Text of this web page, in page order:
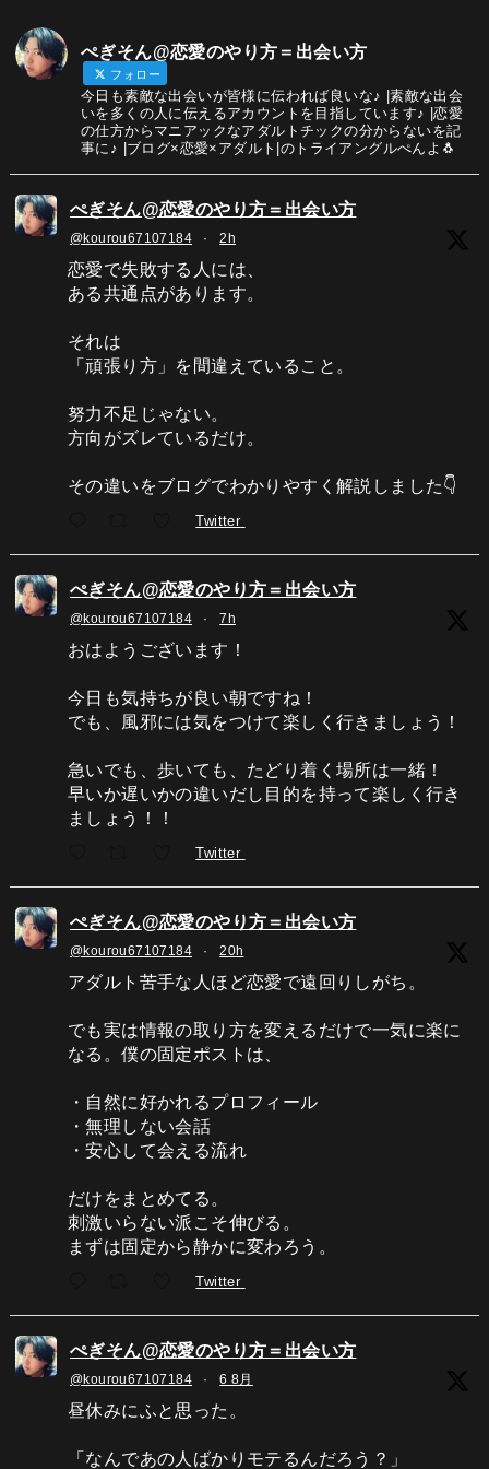
ぺぎそん@恋愛のやり方＝出会い方
フォロー
今日も素敵な出会いが皆様に伝われば良いな♪ |素敵な出会
いを多くの人に伝えるアカウントを目指しています♪ |恋愛
の仕方からマニアックなアダルトチックの分からないを記
事に♪ |ブログ×恋愛×アダルト|のトライアングルぺんよ🐧
ぺぎそん@恋愛のやり方＝出会い方
@kourou67107184 · 2h
恋愛で失敗する人には、
ある共通点があります。
それは
「頑張り方」を間違えていること。
努力不足じゃない。
方向がズレているだけ。
その違いをブログでわかりやすく解説しました👇
Twitter
ぺぎそん@恋愛のやり方＝出会い方
@kourou67107184 · 7h
おはようございます！
今日も気持ちが良い朝ですね！
でも、風邪には気をつけて楽しく行きましょう！
急いでも、歩いても、たどり着く場所は一緒！
早いか遅いかの違いだし目的を持って楽しく行き
ましょう！！
Twitter
ぺぎそん@恋愛のやり方＝出会い方
@kourou67107184 · 20h
アダルト苦手な人ほど恋愛で遠回りしがち。
でも実は情報の取り方を変えるだけで一気に楽に
なる。僕の固定ポストは、
・自然に好かれるプロフィール
・無理しない会話
・安心して会える流れ
だけをまとめてる。
刺激いらない派こそ伸びる。
まずは固定から静かに変わろう。
Twitter
ぺぎそん@恋愛のやり方＝出会い方
@kourou67107184 · 6 8月
昼休みにふと思った。
「なんであの人ばかりモテるんだろう？」